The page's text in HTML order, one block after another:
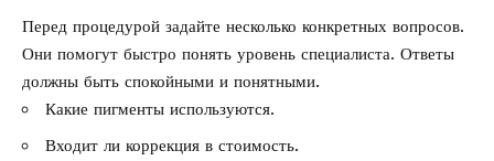
Перед процедурой задайте несколько конкретных вопросов.
Они помогут быстро понять уровень специалиста. Ответы
должны быть спокойными и понятными.
Какие пигменты используются.
Входит ли коррекция в стоимость.